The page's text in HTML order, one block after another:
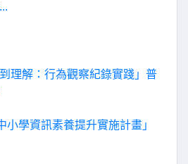
理解：行為觀察紀錄實踐」普
小學資訊素養提升實施計畫」